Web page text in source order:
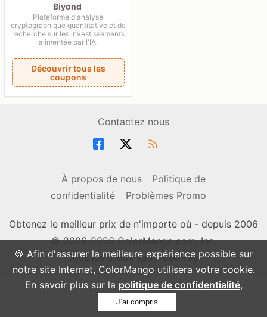
🍪 Afin d'assurer la meilleure expérience possible sur
notre site Internet, ColorMango utilisera votre cookie.
En savoir plus sur la politique de confidentialité,
J’ai compris
Biyond
Plateforme d'analyse
cryptographique quantitative et de
recherche sur les investissements
alimentée par l'IA.
Découvrir tous les
coupons
Contactez nous
À propos de nous
Politique de
confidentialité
Problèmes Promo
Obtenez le meilleur prix de n'importe où - depuis 2006
© 2006-2026 ColorMango.com, Inc.
Tous les droits sont réservés.